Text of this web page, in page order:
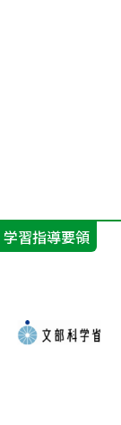
学習指導要領